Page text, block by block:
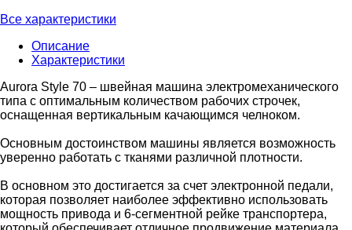
Все характеристики
Описание
Характеристики
Aurora Style 70 – швейная машина электромеханического
типа с оптимальным количеством рабочих строчек,
оснащенная вертикальным качающимся челноком.
Основным достоинством машины является возможность
уверенно работать с тканями различной плотности.
В основном это достигается за счет электронной педали,
которая позволяет наиболее эффективно использовать
мощность привода и 6-сегментной рейке транспортера,